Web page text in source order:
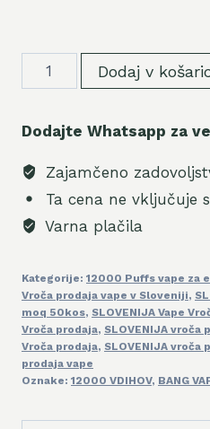
Wholesale
Authentic
Bang
BOX
12000
Puffs
Tornado
Price
količina
Dodaj v
Dodajte Whatsapp za
Zajamčeno
Ta cena ne vključuje
Varna plačila
Kategorije: 12000 Puffs vape za
Vroča prodaja vape v Sloveniji,
moq 50kos, SLOVENIJA Vape
Vroča prodaja, SLOVENIJA vroča
Vroča prodaja, SLOVENIJA vroča
prodaja vape
Oznake: 12000 VDIHOV, BANG